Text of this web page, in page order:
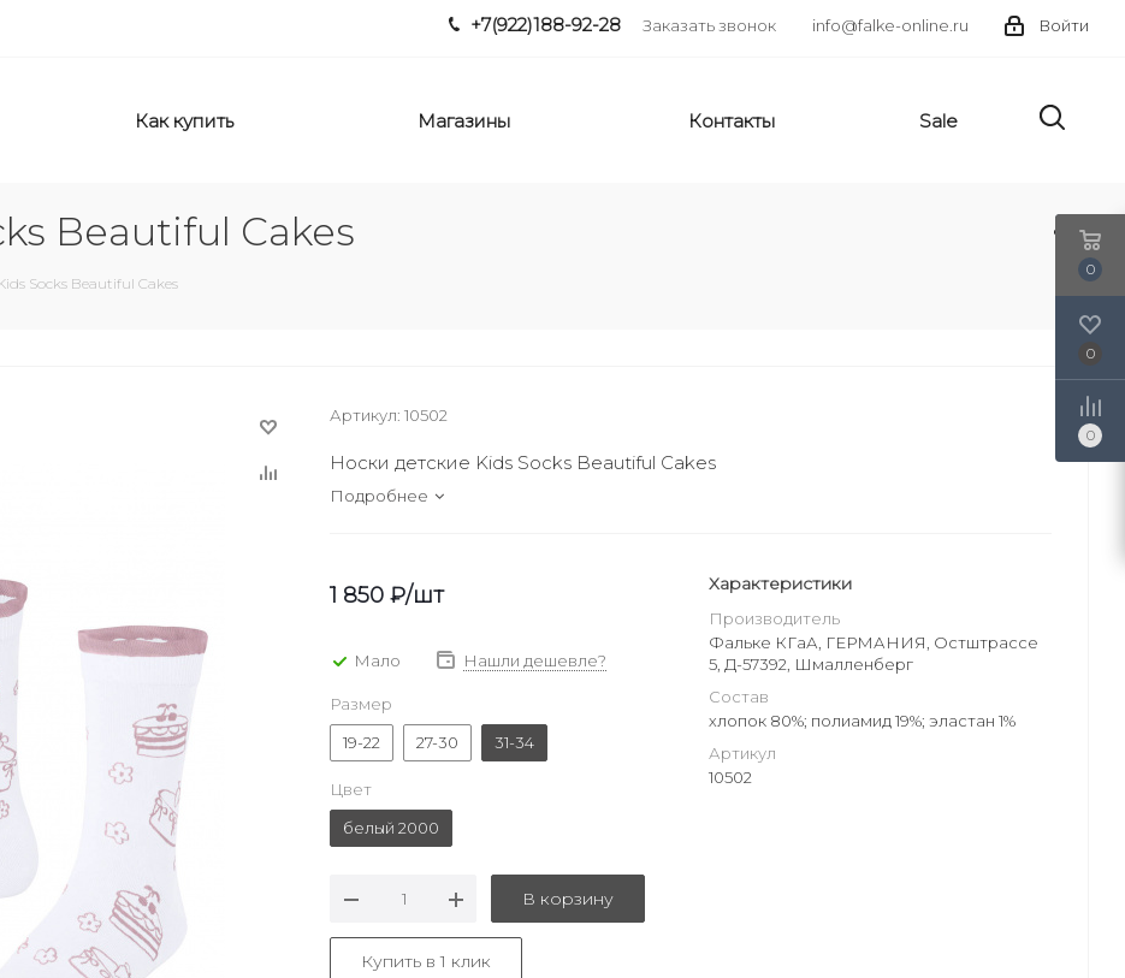
Войти
info@falke-online.ru
+7(922)188-92-28 Заказать звонок
Как купить Магазины Контакты Sale
Beautiful Cakes
Socks Beautiful Cakes
Артикул: 10502
Носки детские Kids Socks Beautiful Cakes
Подробнее
1 850 ₽/шт
Мало Нашли дешевле?
Размер
19-22
27-30 31-34
Цвет
белый 2000
В корзину
Купить в 1 клик
Характеристики
Производитель
Фальке КГаА, ГЕРМАНИЯ, Остштрассе
5, Д-57392, Шмалленберг
Состав
хлопок 80%; полиамид 19%; эластан 1%
Артикул
10502
0
0
0